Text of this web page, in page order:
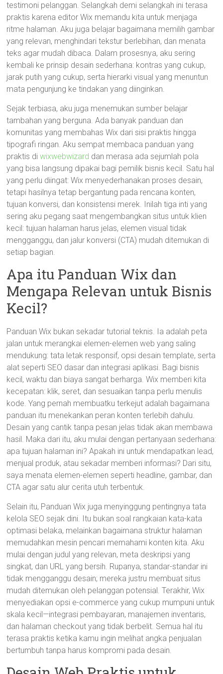
testimoni pelanggan. Selangkah demi selangkah ini terasa
praktis karena editor Wix memandu kita untuk menjaga
ritme halaman. Aku juga belajar bagaimana memilih gambar
yang relevan, menghindari tekstur berlebihan, dan menata
teks agar mudah dibaca. Dalam prosesnya, aku sering
kembali ke prinsip desain sederhana: kontras yang cukup,
jarak putih yang cukup, serta hierarki visual yang menuntun
mata pengunjung ke tindakan yang diinginkan.
Sejak terbiasa, aku juga menemukan sumber belajar
tambahan yang berguna. Ada banyak panduan dan
komunitas yang membahas Wix dari sisi praktis hingga
tipografi ringan. Aku sempat membaca panduan yang
praktis diwixwebwizard dan merasa ada sejumlah pola
yang bisa langsung dipakai bagi pemilik bisnis kecil. Satu hal
yang perlu diingat: Wix menyederhanakan proses desain,
tetapi hasilnya tetap bergantung pada rencana konten,
tujuan konversi, dan konsistensi merek. Inilah tiga inti yang
sering aku pegang saat mengembangkan situs untuk klien
kecil: tujuan halaman harus jelas, elemen visual tidak
mengganggu, dan jalur konversi (CTA) mudah ditemukan di
setiap bagian.
Apa itu Panduan Wix dan
Mengapa Relevan untuk Bisnis
Kecil?
Panduan Wix bukan sekadar tutorial teknis. Ia adalah peta
jalan untuk merangkai elemen-elemen web yang saling
mendukung: tata letak responsif, opsi desain template, serta
alat seperti SEO dasar dan integrasi aplikasi. Bagi bisnis
kecil, waktu dan biaya sangat berharga. Wix memberi kita
kecepatan: klik, seret, dan sesuaikan tanpa perlu menulis
kode. Yang pernah membuatku terkejut adalah bagaimana
panduan itu menekankan peran konten terlebih dahulu.
Desain yang cantik tanpa pesan jelas tidak akan membawa
hasil. Maka dari itu, aku mulai dengan pertanyaan sederhana:
apa tujuan halaman ini? Apakah ini untuk mendapatkan lead,
menjual produk, atau sekadar memberi informasi? Dari situ,
saya menata elemen-elemen seperti headline, gambar, dan
CTA agar satu alur cerita utuh terbentuk.
Selain itu, Panduan Wix juga menyinggung pentingnya tata
kelola SEO sejak dini. Itu bukan soal rangkaian kata-kata
optimasi belaka, melainkan bagaimana struktur halaman
memudahkan mesin pencari memahami konten kita. Aku
mulai dengan judul yang relevan, meta deskripsi yang
singkat, dan URL yang bersih. Rupanya, standar-standar ini
tidak mengganggu desain; mereka justru membuat situs
mudah ditemukan oleh pelanggan potensial. Terakhir, Wix
menyediakan opsi e-commerce yang cukup mumpuni untuk
skala kecil—integrasi pembayaran, manajemen inventaris,
dan halaman checkout yang tidak berbelit. Semua hal itu
terasa praktis ketika kamu ingin melihat angka penjualan
bertumbuh tanpa harus kompromi pada desain.